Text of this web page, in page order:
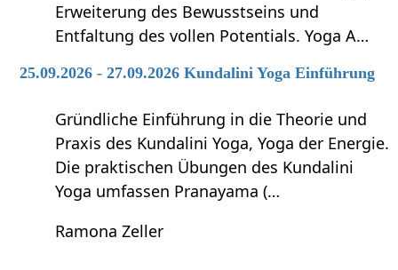
Erweiterung des Bewusstseins und
Entfaltung des vollen Potentials. Yoga A…
25.09.2026 - 27.09.2026 Kundalini Yoga Einführung
Gründliche Einführung in die Theorie und
Praxis des Kundalini Yoga, Yoga der Energie.
Die praktischen Übungen des Kundalini
Yoga umfassen Pranayama (…
Ramona Zeller